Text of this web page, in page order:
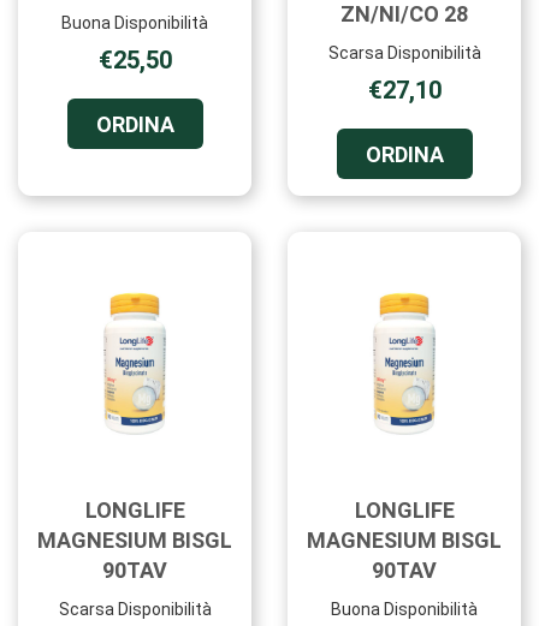
Buona Disponibilità
€25,50
ORDINA
COMBI
20CPS
ZN/NI/CO 28
Scarsa Disponibilità
€27,10
ORDINA
ZN/NI/CO
LONGLIFE
MAGNESIUM BISGL
90TAV
Scarsa Disponibilità
LONGLIFE
MAGNESIUM BISGL
90TAV
Buona Disponibilità